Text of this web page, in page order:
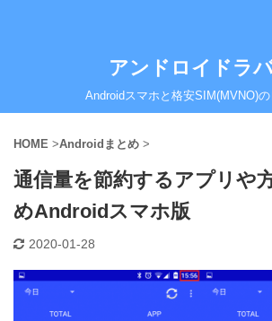
アンドロイドラ
Androidスマホと格安SIM(MVNO)
HOME >Androidまとめ >
通信量を節約するアプリや
めAndroidスマホ版
2020-01-28